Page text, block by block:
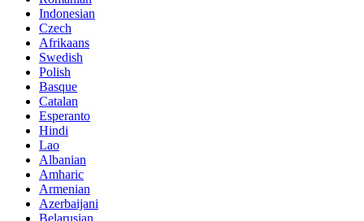
Indonesian
Czech
Afrikaans
Swedish
Polish
Basque
Catalan
Esperanto
Hindi
Lao
Albanian
Amharic
Armenian
Azerbaijani
Belarusian